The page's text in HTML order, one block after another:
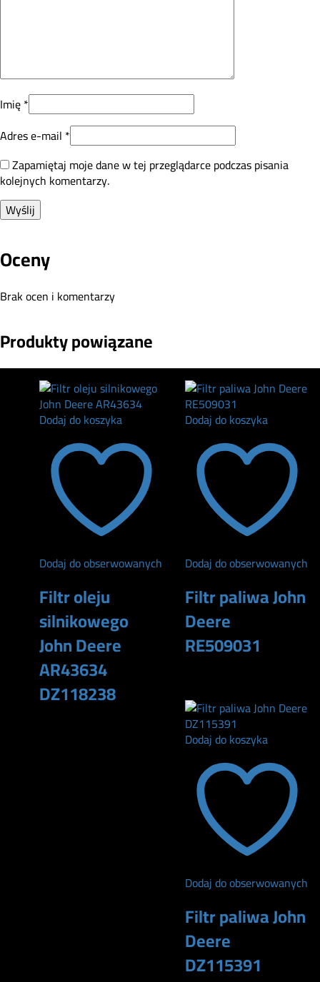
Imię*
Adres e-mail *
Zapamiętaj moje dane w tej przeglądarce podczas pisania
kolejnych komentarzy.
Oceny
Brak ocen i komentarzy
Produkty powiązane
Dodaj do koszyka
Dodaj do obserwowanych
Filtr oleju
silnikowego
John Deere
AR43634
DZ118238
Dodaj do koszyka
Dodaj do obserwowanych
Filtr paliwa John
Deere
RE509031
Dodaj do koszyka
Dodaj do obserwowanych
Filtr paliwa John
Deere
DZ115391